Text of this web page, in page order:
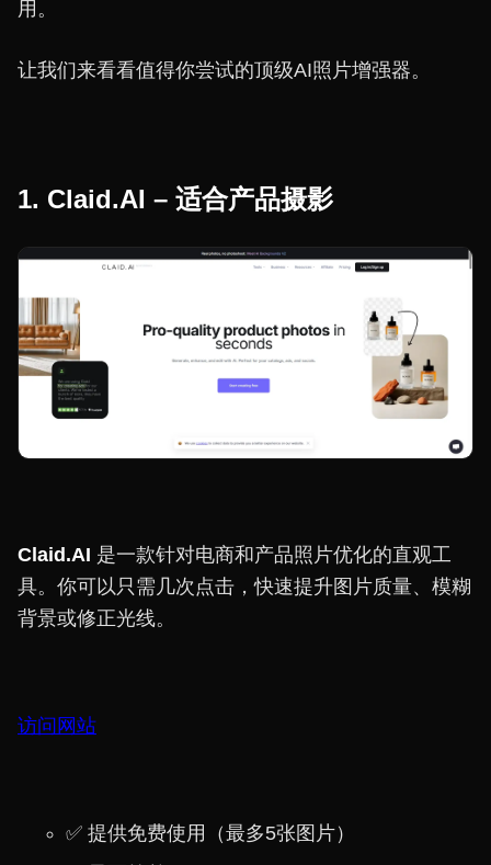
用。
让我们来看看值得你尝试的顶级AI照片增强器。
1. Claid.AI – 适合产品摄影
Claid.AI 是一款针对电商和产品照片优化的直观工
具。你可以只需几次点击，快速提升图片质量、模糊
背景或修正光线。
访问网站
✅ 提供免费使用（最多5张图片）